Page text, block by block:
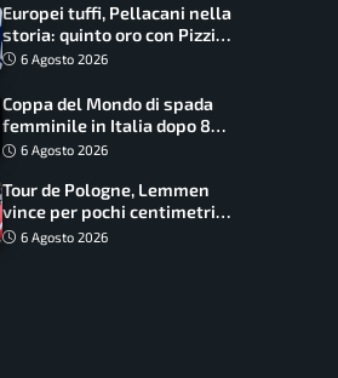
Europei tuffi, Pellacani nella
storia: quinto oro con Pizzini
nel sincro da 3 metri
6 Agosto 2026
Coppa del Mondo di spada
femminile in Italia dopo 8
anni, Alberta Santuccio: “Il
frutti”
6 Agosto 2026
Tour de Pologne, Lemmen
vince per pochi centimetri
su Scaroni: maxi-caduta e
6 Agosto 2026